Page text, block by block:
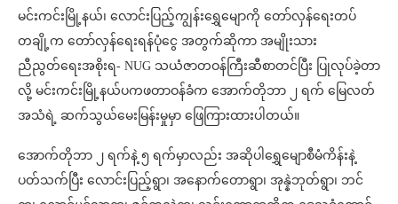
မင်းကင်းမြို့နယ်၊ လောင်းပြည့်ကျွန်းရွှေမျောကို တော်လှန်ရေးတပ်
တချို့က တော်လှန်ရေးရန်ပုံငွေ အတွက်ဆိုကာ အမျိုးသား
ညီညွတ်ရေးအစိုးရ- NUG သယံဇာတဝန်ကြီးဆီစာတင်ပြီး ပြုလုပ်ခဲ့တာ
လို့ မင်းကင်းမြို့နယ်ပကဖတာဝန်ခံက အောက်တိုဘာ ၂ ရက် မြေလတ်
အသံရဲ့ ဆက်သွယ်မေးမြန်းမှုမှာ ဖြေကြားထားပါတယ်။
အောက်တိုဘာ ၂ ရက်နဲ့ ၅ ရက်မှာလည်း အဆိုပါရွှေမျောစီမံကိန်းနဲ့
ပတ်သက်ပြီး လောင်းပြည့်ရွာ၊ အနောက်တောရွာ၊ အုန္နဲဘုတ်ရွာ၊ ဘင်